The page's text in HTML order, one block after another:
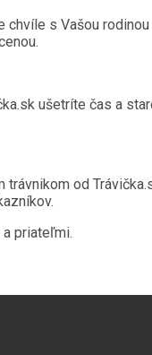
s Vašou
ušetríte čas a
od
priateľmi.